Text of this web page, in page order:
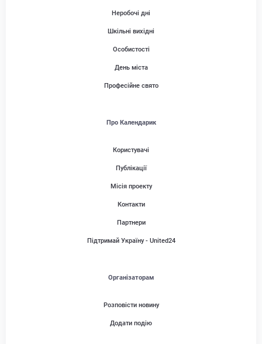
Неробочі дні
Шкільні вихідні
Особистості
День міста
Професійне свято
Про Календарик
Користувачі
Публікації
Місія проекту
Контакти
Партнери
Підтримай Україну - United24
Організаторам
Розповісти новину
Додати подію